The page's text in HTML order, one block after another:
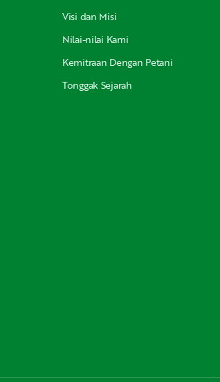
Visi dan Misi
Nilai-nilai Kami
Kemitraan Dengan Petani
Tonggak Sejarah